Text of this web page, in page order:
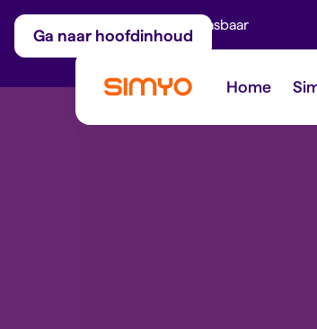
Ga naar hoofdinhoud
Maandelijks aanpasbaar
Home